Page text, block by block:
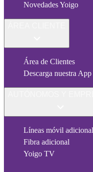
Novedades Yoigo
Área de Clientes
Descarga nuestra App
Líneas móvil
Fibra adicional
Yoigo TV